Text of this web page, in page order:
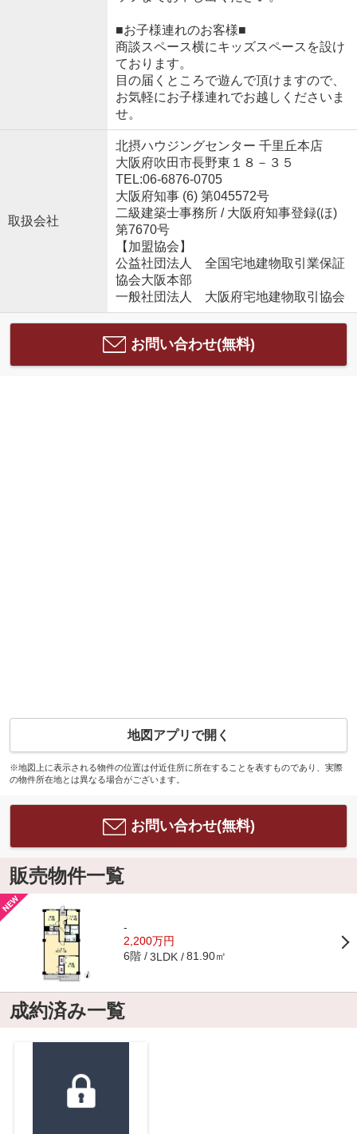
■お子様連れのお客様■
商談スペース横にキッズスペースを設け
ております。
目の届くところで遊んで頂けますので、
お気軽にお子様連れでお越しくださいま
せ。
取扱会社
北摂ハウジングセンター 千里丘本店
大阪府吹田市長野東１８－３５
TEL:06-6876-0705
大阪府知事 (6) 第045572号
二級建築士事務所 / 大阪府知事登録(ほ)
第7670号
【加盟協会】
公益社団法人 全国宅地建物取引業保証
協会大阪本部
一般社団法人 大阪府宅地建物取引協会
お問い合わせ(無料)
地図アプリで開く
※地図上に表示される物件の位置は付近住所に所在することを表すものであり、実際
の物件所在地とは異なる場合がございます。
お問い合わせ(無料)
販売物件一覧
-
2,200万円
6階 3LDK 81.90㎡
成約済み一覧